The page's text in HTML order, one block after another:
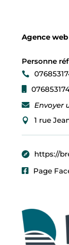
U
P
R
R
F
L
MA
MON
Agence web
Personne
Envoyer
1 rue
https://
Page